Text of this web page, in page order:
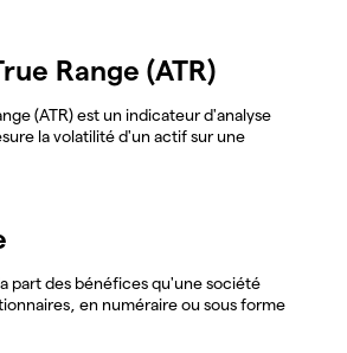
Range (ATR)
(ATR) est un indicateur d'analyse
la volatilité d'un actif sur une
part des bénéfices qu'une société
en numéraire ou sous forme